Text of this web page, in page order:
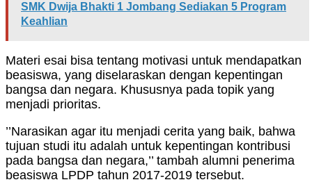
SMK Dwija Bhakti 1 Jombang Sediakan 5 Program
Keahlian
Materi esai bisa tentang motivasi untuk mendapatkan
beasiswa, yang diselaraskan dengan kepentingan
bangsa dan negara. Khususnya pada topik yang
menjadi prioritas.
’’Narasikan agar itu menjadi cerita yang baik, bahwa
tujuan studi itu adalah untuk kepentingan kontribusi
pada bangsa dan negara,’’ tambah alumni penerima
beasiswa LPDP tahun 2017-2019 tersebut.